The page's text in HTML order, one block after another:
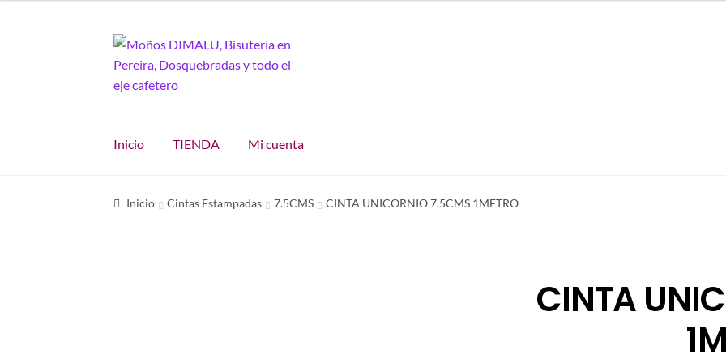
Ir
a
la
Ir
al
contenido
Inicio TIENDA Mi cuenta
Inicio Cintas Estampadas 7.5CMS CINTA UNICORNIO 7.5CMS 1METRO
CINTA